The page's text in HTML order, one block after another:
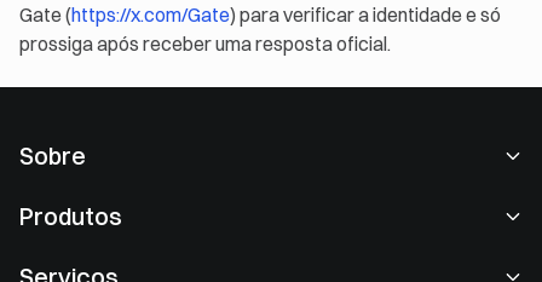
Gate (https://x.com/Gate) para verificar a identidade e só
prossiga após receber uma resposta oficial.
Sobre
Produtos